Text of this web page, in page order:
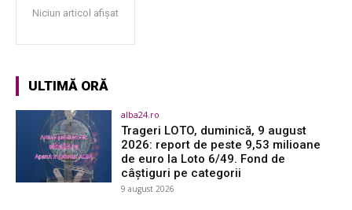
Niciun articol afișat
ULTIMĂ ORĂ
alba24.ro
Trageri LOTO, duminică, 9 august
2026: report de peste 9,53 milioane
de euro la Loto 6/49. Fond de
câștiguri pe categorii
9 august 2026